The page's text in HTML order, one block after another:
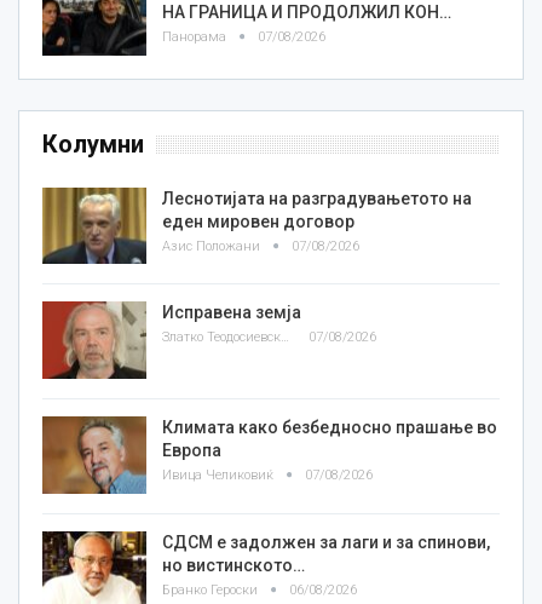
НА ГРАНИЦА И ПРОДОЛЖИЛ КОН…
Панорама 07/08/2026
Колумни
Леснотијата на разградувањетото на
еден мировен договор
Азис Положани 07/08/2026
Исправена земја
Златко Теодосиевски 07/08/2026
Климата како безбедносно прашање во
Европа
Ивица Челиковиќ 07/08/2026
СДСМ е задолжен за лаги и за спинови,
но вистинското…
Бранко Героски 06/08/2026